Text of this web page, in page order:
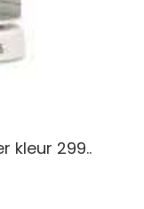
kleur 299..